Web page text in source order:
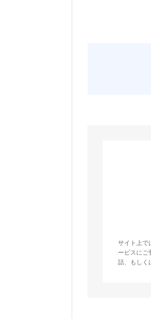
サイト上で
ービスにご
話、もしく